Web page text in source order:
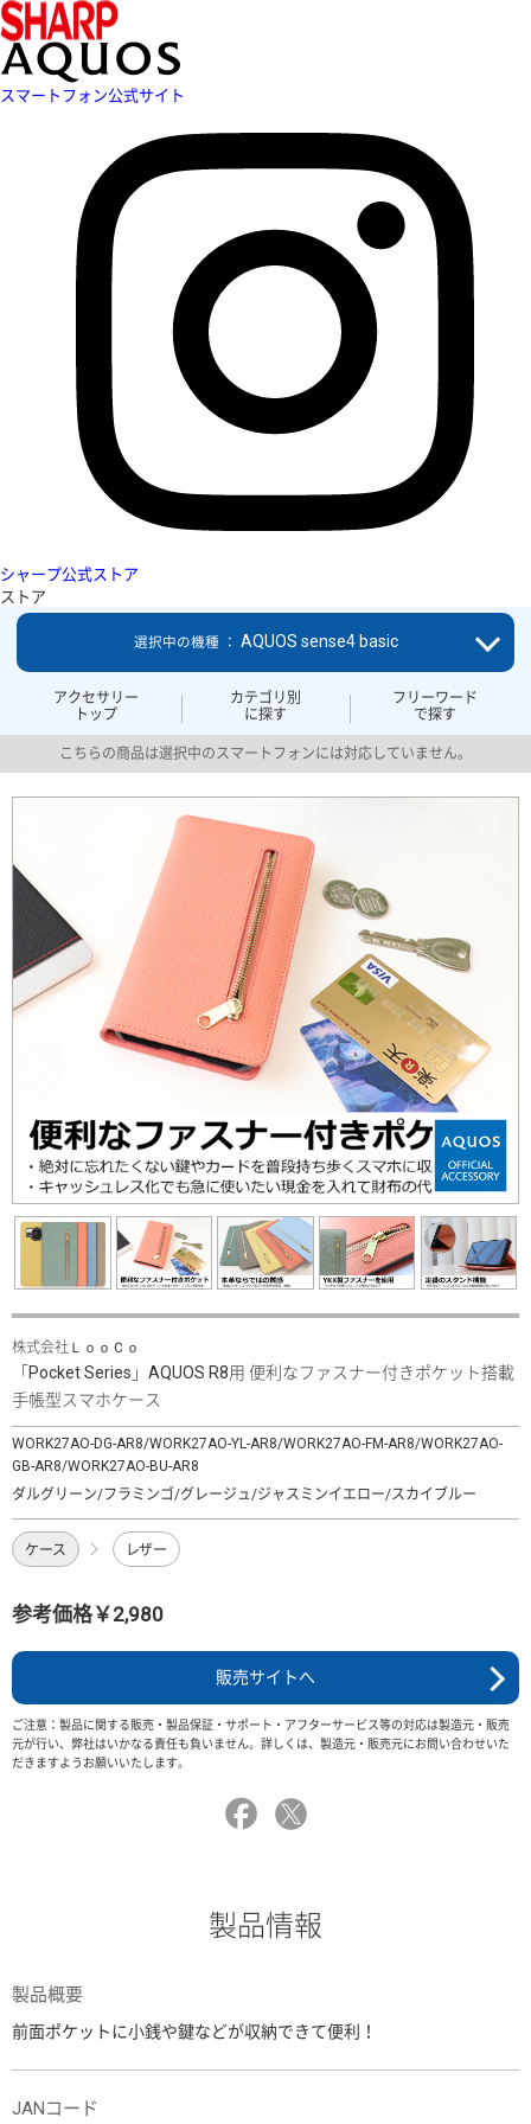
スマートフォン公式サイト
シャープ公式ストア
ストア
アクセサリー
トップ
カテゴリ別
に探す
フリーワード
で探す
選択中の機種 ： AQUOS sense4 basic
こちらの商品は選択中のスマートフォンには対応していません。
株式会社ＬｏｏＣｏ
「Pocket Series」AQUOS R8用 便利なファスナー付きポケット搭載
手帳型スマホケース
WORK27AO-DG-AR8/WORK27AO-YL-AR8/WORK27AO-FM-AR8/WORK27AO-
GB-AR8/WORK27AO-BU-AR8
ダルグリーン/フラミンゴ/グレージュ/ジャスミンイエロー/スカイブルー
ケース レザー
参考価格￥2,980
販売サイトへ
ご注意：製品に関する販売・製品保証・サポート・アフターサービス等の対応は製造元・販売
元が行い、弊社はいかなる責任も負いません。詳しくは、製造元・販売元にお問い合わせいた
だきますようお願いいたします。
製品情報
製品概要
前面ポケットに小銭や鍵などが収納できて便利！
JANコード